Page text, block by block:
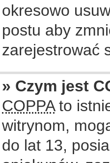
okresowo
postu aby
zarejestrować
» Czym jest
COPPAto
witrynom,
do lat 13,